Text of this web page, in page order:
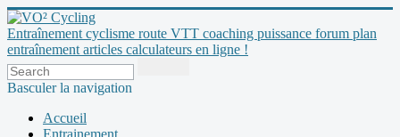
Entraînement cyclisme route VTT coaching puissance forum plan
entraînement articles calculateurs en ligne !
Basculer la navigation
Accueil
Entrainement